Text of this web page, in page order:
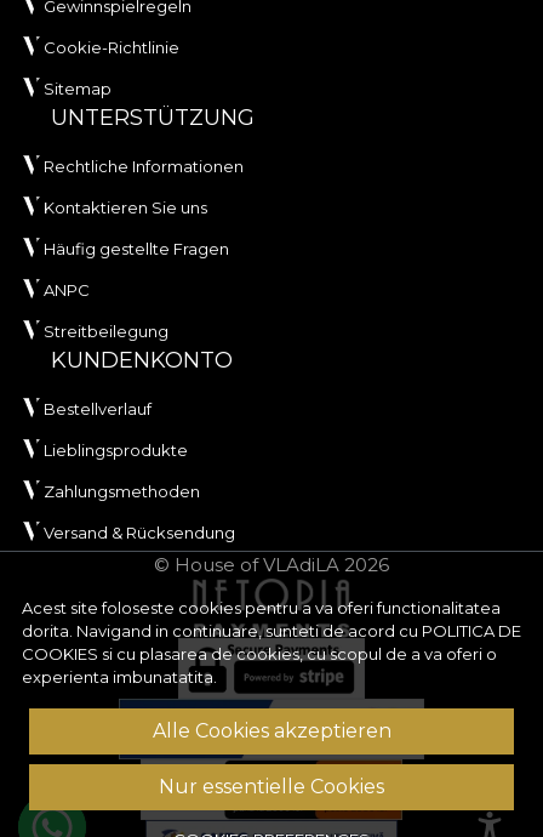
Acest site foloseste cookies pentru a va oferi functionalitatea
dorita. Navigand in continuare, sunteti de acord cu POLITICA DE
COOKIES si cu plasarea de cookies, cu scopul de a va oferi o
experienta imbunatatita.
Alle Cookies akzeptieren
Nur essentielle Cookies
Gewinnspielregeln
Cookie-Richtlinie
Sitemap
UNTERSTÜTZUNG
Rechtliche Informationen
Kontaktieren Sie uns
Häufig gestellte Fragen
ANPC
Streitbeilegung
KUNDENKONTO
Bestellverlauf
Lieblingsprodukte
Zahlungsmethoden
Versand & Rücksendung
© House of VLAdiLA 2026